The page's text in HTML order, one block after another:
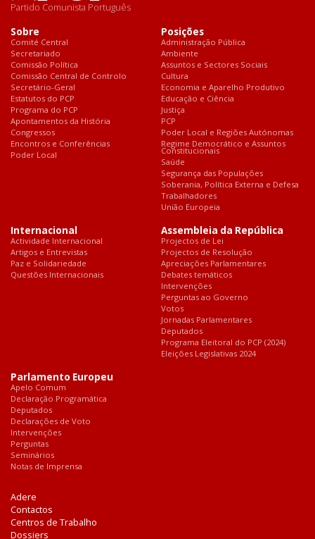
Partido Comunista Português
Sobre
Comité Central
Secretariado
Comissão Política
Comissão Central de Controlo
Secretário-Geral
Estatutos do PCP
Programa do PCP
Apontamentos da História
Congressos
Encontros e Conferências
Poder Local
Posições
Administração Pública
Ambiente
Assuntos e Sectores Sociais
Cultura
Economia e Aparelho Produtivo
Educação e Ciência
Justiça
PCP
Poder Local e Regiões Autónomas
Regime Democrático e Assuntos
Constitucionais
Saúde
Segurança das Populações
Soberania, Política Externa e Defesa
Trabalhadores
União Europeia
Internacional
Actividade Internacional
Artigos e Entrevistas
Paz e Solidariedade
Questões Internacionais
Assembleia da República
Projectos de Lei
Projectos de Resolução
Apreciações Parlamentares
Debates temáticos
Intervenções
Perguntas ao Governo
Votos
Jornadas Parlamentares
Deputados
Programa Eleitoral do PCP (2024)
Eleições Legislativas 2024
Parlamento Europeu
Apelo Comum
Declaração Programática
Deputados
Declarações de Voto
Intervenções
Perguntas
Seminários
Notas de Imprensa
Adere
Contactos
Centros de Trabalho
Dossiers